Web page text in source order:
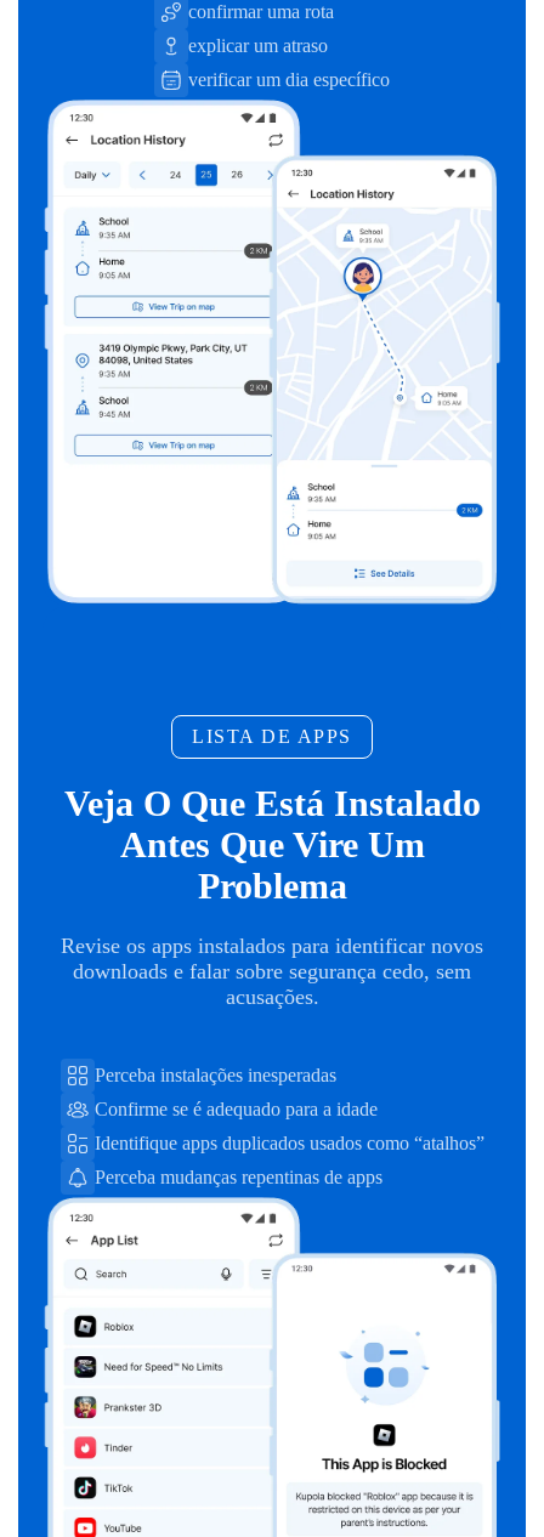
confirmar uma rota
explicar um atraso
verificar um dia específico
LISTA DE APPS
Veja O Que Está Instalado
Antes Que Vire Um
Problema
Revise os apps instalados para identificar novos
downloads e falar sobre segurança cedo, sem
acusações.
Perceba instalações inesperadas
Confirme se é adequado para a idade
Identifique apps duplicados usados como “atalhos”
Perceba mudanças repentinas de apps